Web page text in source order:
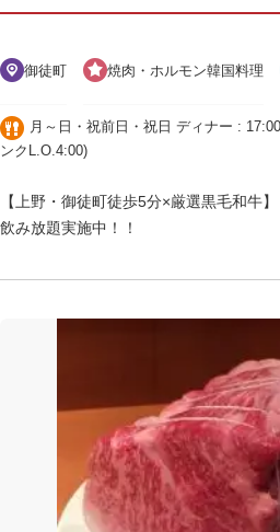
御徒町 焼肉・ホルモン韓国料理
月～日・祝前日・祝日 ディナー :
ンクL.O.4:00)
【上野・御徒町徒歩5分×厳選黒毛和牛
飲み放題実施中！！